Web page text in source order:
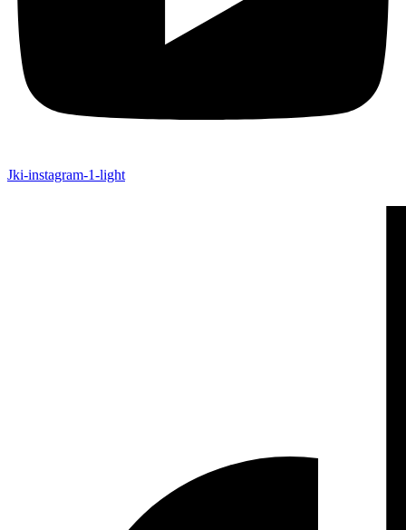
Jki-instagram-1-light